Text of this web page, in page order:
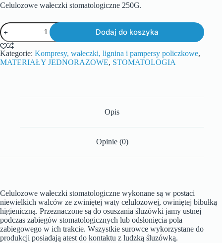
Celulozowe wałeczki stomatologiczne 250G.
Dodaj do koszyka
Kategorie: Kompresy, wałeczki, lignina i pampersy policzkowe,
MATERIAŁY JEDNORAZOWE, STOMATOLOGIA
Opis
Opinie (0)
Celulozowe wałeczki stomatologiczne wykonane są w postaci
niewielkich walców ze zwiniętej waty celulozowej, owiniętej bibułką
higieniczną. Przeznaczone są do osuszania śluzówki jamy ustnej
podczas zabiegów stomatologicznych lub odsłonięcia pola
zabiegowego w ich trakcie. Wszystkie surowce wykorzystane do
produkcji posiadają atest do kontaktu z ludzką śluzówką.